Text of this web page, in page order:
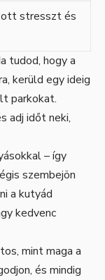
stresszt és
tudod, hogy a
kerüld egy ideig
parkokat.
adj időt neki,
– így
szembejön
a kutyád
kedvenc
mint maga a
és mindig